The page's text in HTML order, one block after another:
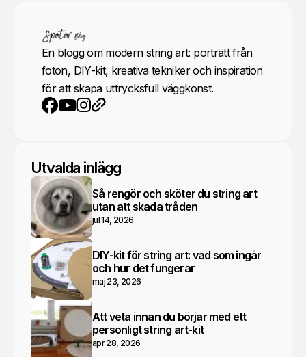
En blogg om modern string art: porträtt från
foton, DIY-kit, kreativa tekniker och inspiration
för att skapa uttrycksfull väggkonst.
Utvalda inlägg
Så rengör och sköter du string art
utan att skada tråden
jul 14, 2026
DIY-kit för string art: vad som ingår
och hur det fungerar
maj 23, 2026
Att veta innan du börjar med ett
personligt string art-kit
apr 28, 2026